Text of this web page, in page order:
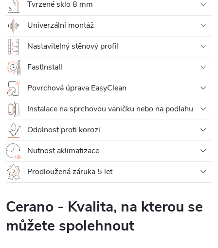
Tvrzené sklo 8 mm
Univerzální montáž
Nastavitelný stěnový profil
FastInstall
Povrchová úprava EasyClean
Instalace na sprchovou vaničku nebo na podlahu
Odolnost proti korozi
Nutnost aklimatizace
Prodloužená záruka 5 let
Cerano - Kvalita, na kterou se
můžete spolehnout